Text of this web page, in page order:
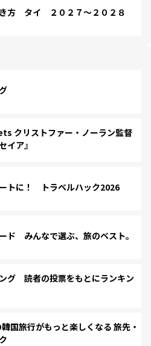
方 タイ ２０２７～２０２８
クリストファー・ノーラン監督
イア』
トに！ トラベルハック2026
ド みんなで選ぶ、旅のベスト。
グ 読者の投票をもとにランキン
国旅行がもっと楽しくなる 旅先・